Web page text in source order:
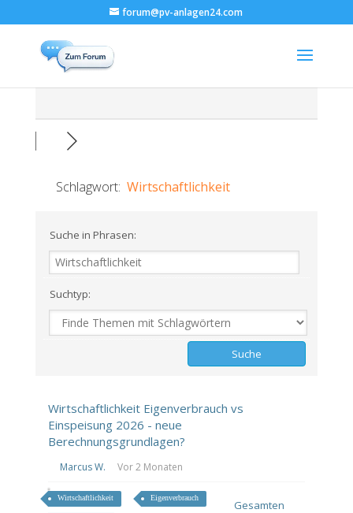
forum@pv-anlagen24.com
Schlagwort: Wirtschaftlichkeit
Suche in Phrasen:
Suchtyp:
Wirtschaftlichkeit Eigenverbrauch vs
Einspeisung 2026 - neue
Berechnungsgrundlagen?
Marcus W. Vor 2 Monaten
Wirtschaftlichkeit Eigenverbrauch
Gesamten